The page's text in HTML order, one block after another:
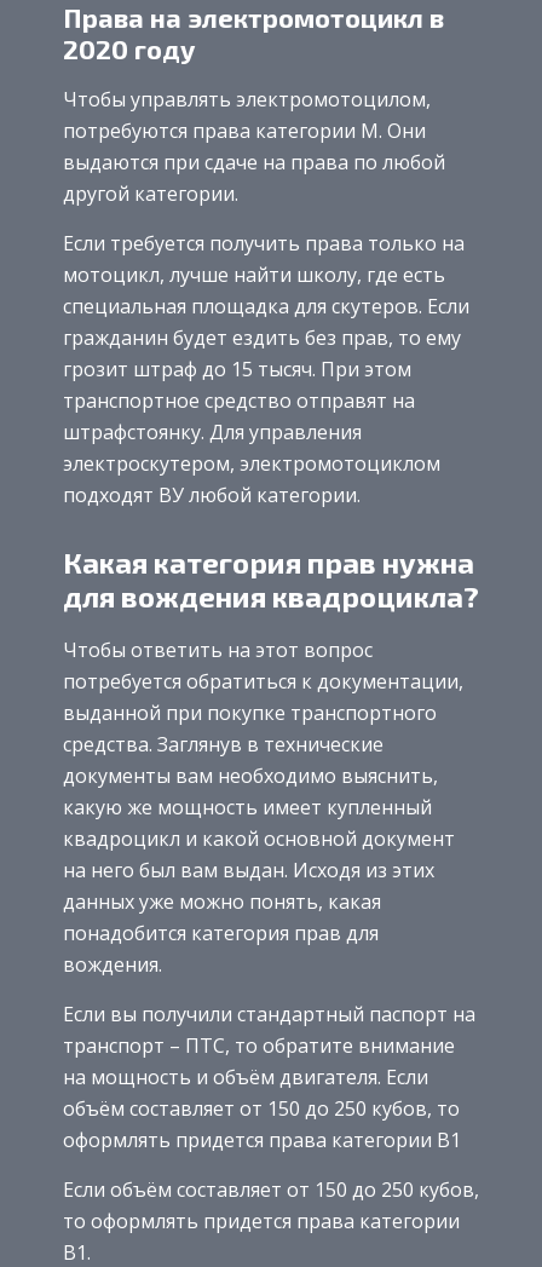
Права на электромотоцикл в
2020 году
Чтобы управлять электромотоцилом,
потребуются права категории М. Они
выдаются при сдаче на права по любой
другой категории.
Если требуется получить права только на
мотоцикл, лучше найти школу, где есть
специальная площадка для скутеров. Если
гражданин будет ездить без прав, то ему
грозит штраф до 15 тысяч. При этом
транспортное средство отправят на
штрафстоянку. Для управления
электроскутером, электромотоциклом
подходят ВУ любой категории.
Какая категория прав нужна
для вождения квадроцикла?
Чтобы ответить на этот вопрос
потребуется обратиться к документации,
выданной при покупке транспортного
средства. Заглянув в технические
документы вам необходимо выяснить,
какую же мощность имеет купленный
квадроцикл и какой основной документ
на него был вам выдан. Исходя из этих
данных уже можно понять, какая
понадобится категория прав для
вождения.
Если вы получили стандартный паспорт на
транспорт – ПТС, то обратите внимание
на мощность и объём двигателя. Если
объём составляет от 150 до 250 кубов, то
оформлять придется права категории В1
Если объём составляет от 150 до 250 кубов,
то оформлять придется права категории
В1.